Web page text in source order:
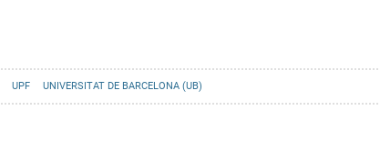
UPF UNIVERSITAT DE BARCELONA (UB)